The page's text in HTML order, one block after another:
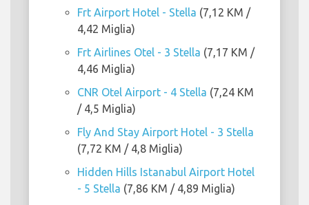
Frt Airport Hotel - Stella (7,12 KM /
4,42 Miglia)
Frt Airlines Otel - 3 Stella (7,17 KM /
4,46 Miglia)
CNR Otel Airport - 4 Stella (7,24 KM
/ 4,5 Miglia)
Fly And Stay Airport Hotel - 3 Stella
(7,72 KM / 4,8 Miglia)
Hidden Hills Istanabul Airport Hotel
- 5 Stella (7,86 KM / 4,89 Miglia)